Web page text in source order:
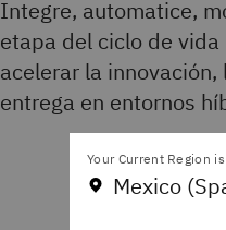
Integre, automatice,
etapa del ciclo de
acelerar la
entrega en entornos
Your Current Region
Mexico